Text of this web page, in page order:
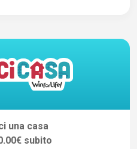
una casa
subito